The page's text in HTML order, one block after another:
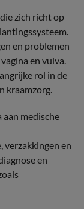
zich richt op
en problemen
en vulva.
rol in de
kraamzorg.
aan medische
en
en